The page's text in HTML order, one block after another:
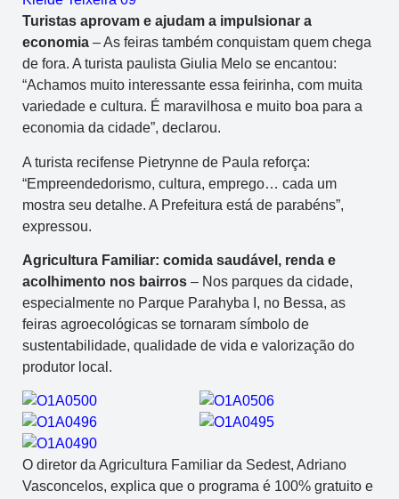
Turistas aprovam e ajudam a impulsionar a
economia – As feiras também conquistam quem chega
de fora. A turista paulista Giulia Melo se encantou:
“Achamos muito interessante essa feirinha, com muita
variedade e cultura. É maravilhosa e muito boa para a
economia da cidade”, declarou.
A turista recifense Pietrynne de Paula reforça:
“Empreendedorismo, cultura, emprego… cada um
mostra seu detalhe. A Prefeitura está de parabéns”,
expressou.
Agricultura Familiar: comida saudável, renda e
acolhimento nos bairros – Nos parques da cidade,
especialmente no Parque Parahyba I, no Bessa, as
feiras agroecológicas se tornaram símbolo de
sustentabilidade, qualidade de vida e valorização do
produtor local.
O diretor da Agricultura Familiar da Sedest, Adriano
Vasconcelos, explica que o programa é 100% gratuito e